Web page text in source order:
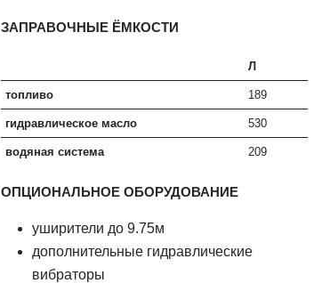
ЗАПРАВОЧНЫЕ ЁМКОСТИ
Л
топливо 189
гидравлическое масло 530
водяная система 209
OПЦИОНАЛЬНОЕ ОБОРУДОВАНИЕ
уширители до 9.75м
дополнительные гидравлические
вибраторы